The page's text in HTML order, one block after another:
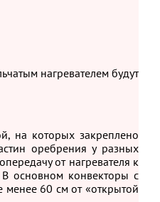
нагревателем будут
на которых закреплено
оребрения у разных
от нагревателя к
В основном конвекторы с
60 см от «открытой